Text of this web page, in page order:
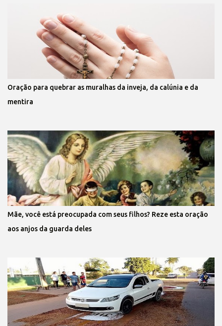
Oração para quebrar as muralhas da inveja, da calúnia e da
mentira
Mãe, você está preocupada com seus filhos? Reze esta oração
aos anjos da guarda deles